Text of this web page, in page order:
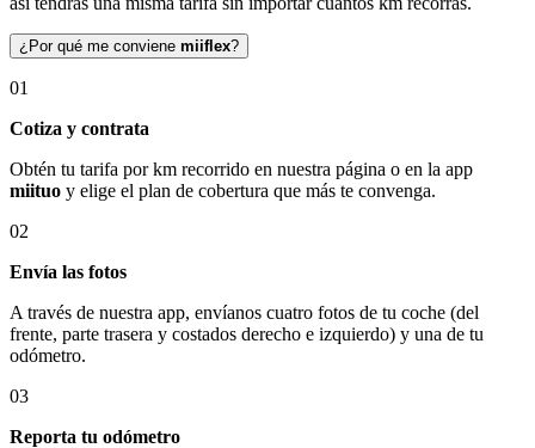
¿Por qué me conviene miiflex?
01
Cotiza y contrata
Obtén tu tarifa por km recorrido en nuestra página o en la app
miituo y elige el plan de cobertura que más te convenga.
02
Envía las fotos
A través de nuestra app, envíanos cuatro fotos de tu coche (del
frente, parte trasera y costados derecho e izquierdo) y una de tu
odómetro.
03
Reporta tu odómetro